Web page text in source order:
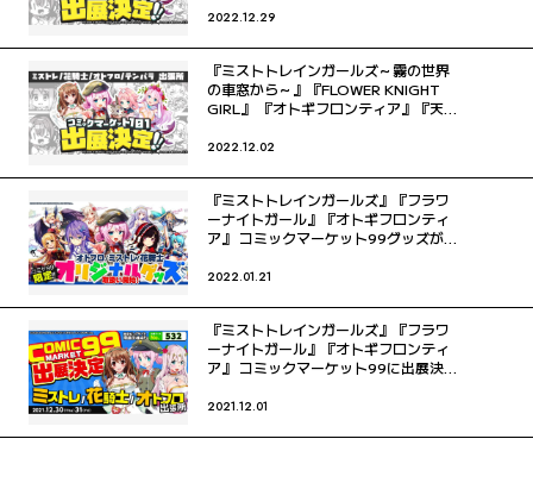
2022.12.29
『ミストトレインガールズ～霧の世界
の車窓から～』『FLOWER KNIGHT
GIRL』 『オトギフロンティア』『天啓
に出展決定！
2022.12.02
『ミストトレインガールズ』『フラワ
ーナイトガール』『オトギフロンティ
ア』 コミックマーケット99グッズがア
始！！
2022.01.21
『ミストトレインガールズ』『フラワ
ーナイトガール』『オトギフロンティ
ア』 コミックマーケット99に出展決
2021.12.01